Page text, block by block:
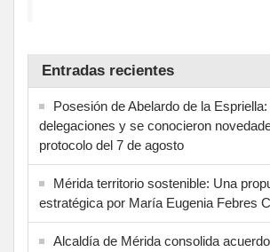
Entradas recientes
Posesión de Abelardo de la
delegaciones y se conocieron
protocolo del 7 de agosto
Mérida territorio sostenible: Una
estratégica por María Eugenia Febres
Alcaldía de Mérida consolida